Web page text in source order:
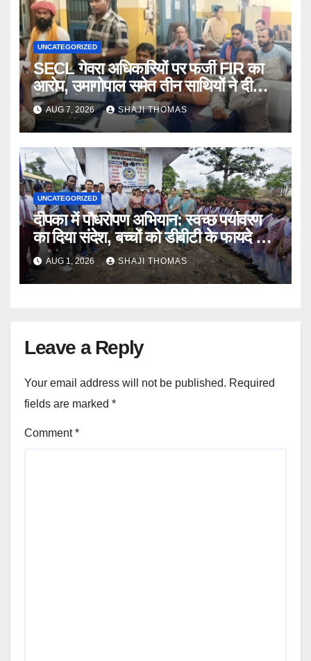
UNCATEGORIZED
SECL गेवरा अधिकारियों पर फर्जी FIR का
आरोप, उमागोपाल समेत तीन साथियों ने दी
गिरफ्तारी।
AUG 7, 2026 SHAJI THOMAS
UNCATEGORIZED
दीपका में पौधरोपण अभियान: स्वच्छ पर्यावरण
का दिया संदेश, बच्चों को डीबीटी के फायदे भी
बताए।
AUG 1, 2026 SHAJI THOMAS
Leave a Reply
Your email address will not be published. Required
fields are marked *
Comment*